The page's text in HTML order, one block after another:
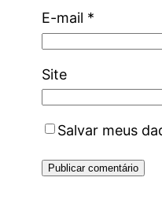
E-mail *
Site
Salvar meus